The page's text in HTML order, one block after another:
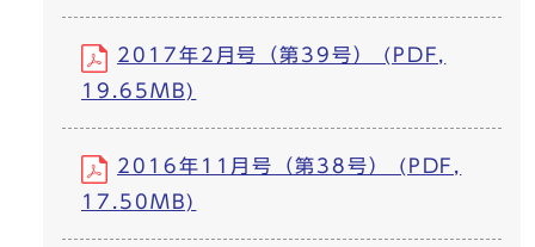
2017年2月号（第39号） (PDF,
19.65MB)
2016年11月号（第38号） (PDF,
17.50MB)